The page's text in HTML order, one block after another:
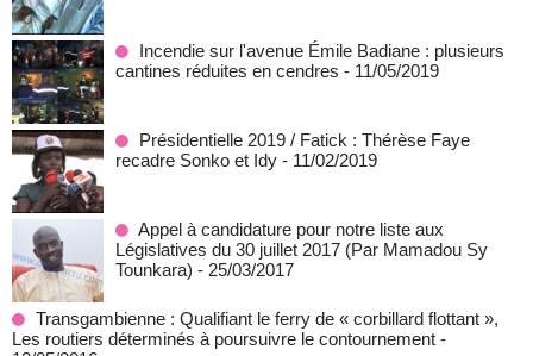
Incendie sur l'avenue Émile Badiane : plusieurs
cantines réduites en cendres - 11/05/2019
Présidentielle 2019 / Fatick : Thérèse Faye
recadre Sonko et Idy - 11/02/2019
Appel à candidature pour notre liste aux
Législatives du 30 juillet 2017 (Par Mamadou Sy
Tounkara) - 25/03/2017
Transgambienne : Qualifiant le ferry de « corbillard flottant »,
Les routiers déterminés à poursuivre le contournement -